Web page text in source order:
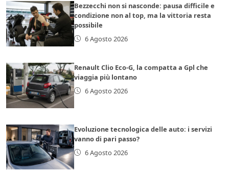
Bezzecchi non si nasconde: pausa difficile e
condizione non al top, ma la vittoria resta
possibile
6 Agosto 2026
Renault Clio Eco-G, la compatta a Gpl che
viaggia più lontano
6 Agosto 2026
Evoluzione tecnologica delle auto: i servizi
vanno di pari passo?
6 Agosto 2026